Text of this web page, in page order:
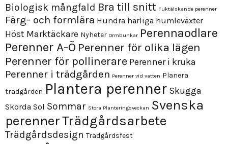
Biologisk mångfald Bra till snitt Fuktälskande perenner
Färg- och formlära Hundra härliga humleväxter
Höst Marktäckare Nyheter Ormbunkar Perennaodlare
Perenner A-Ö Perenner för olika lägen
Perenner för pollinerare Perenner i kruka
Perenner i trädgården Perenner vid vatten Planera
trädgården Plantera perenner Skugga
Skörda Sol Sommar Stora Planteringsveckan Svenska
perennerTrädgårdsarbete
Trädgårdsdesign Trädgårdsfest